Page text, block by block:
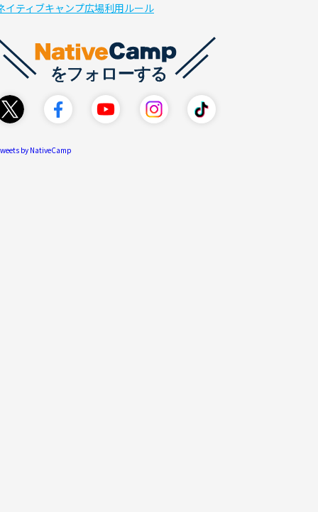
イティブキャンプ広場利用ルール
by NativeCamp